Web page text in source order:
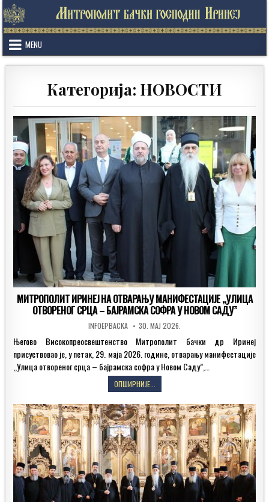
Skip
to
content
MENU
Категорија: НОВОСТИ
МИТРОПОЛИТ ИРИНЕЈ НА ОТВАРАЊУ МАНИФЕСТАЦИЈЕ ,,УЛИЦА
ОТВОРЕНОГ СРЦА – БАЈРАМСКА СОФРА У НОВОМ САДУ”
AUTHOR:
INFOEPBACKA PUBLISHED
DATE:
30. МАЈ 2026.
Његово Високопреосвештенство Митрополит бачки др Иринеј
присуствовао је, у петак, 29. маја 2026. године, отварању манифестације
,,Улица отвореног срца – бајрамска софра у Новом Саду”,…
ОПШИРНИЈЕ...
ИРИНЕЈ
НА
ОТВАРАЊУ
МАНИФЕСТАЦИЈЕ
,,УЛИЦА
ОТВОРЕНОГ
СРЦА
–
БАЈРАМСКА
СОФРА
У